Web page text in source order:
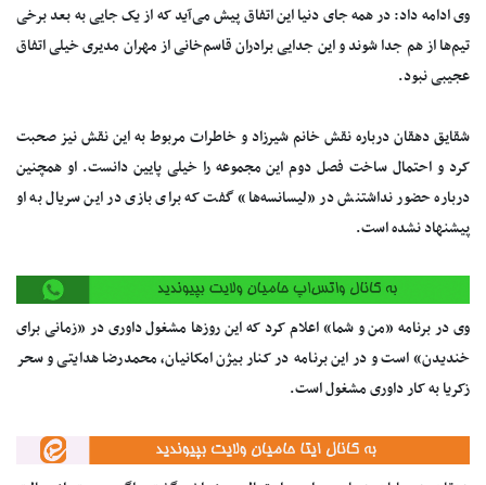
وی ادامه داد: در همه جای دنیا این اتفاق پیش می‌آید که از یک جایی به بعد برخی
تیم‌ها از هم جدا شوند و این جدایی برادران قاسم‌خانی از مهران مدیری خیلی اتفاق
عجیبی نبود.
شقایق دهقان درباره نقش خانم شیرزاد و خاطرات مربوط به این نقش نیز صحبت
کرد و احتمال ساخت فصل دوم این مجموعه را خیلی پایین دانست. او همچنین
درباره حضور نداشتنش در «لیسانسه‌ها» گفت که برای بازی در این سریال به او
پیشنهاد نشده است.
وی در برنامه «من و شما» اعلام کرد که این روزها مشغول داوری در «زمانی برای
خندیدن» است و در این برنامه در کنار بیژن امکانیان، محمدرضا هدایتی و سحر
زکریا به کار داوری مشغول است.